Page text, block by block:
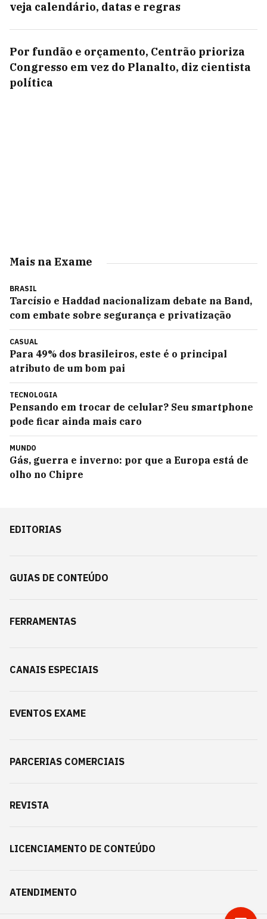
veja calendário, datas e regras
Por fundão e orçamento, Centrão prioriza
Congresso em vez do Planalto, diz cientista
política
Mais na Exame
BRASIL
Tarcísio e Haddad nacionalizam debate na Band,
com embate sobre segurança e privatização
CASUAL
Para 49% dos brasileiros, este é o principal
atributo de um bom pai
TECNOLOGIA
Pensando em trocar de celular? Seu smartphone
pode ficar ainda mais caro
MUNDO
Gás, guerra e inverno: por que a Europa está de
olho no Chipre
EDITORIAS
GUIAS DE CONTEÚDO
FERRAMENTAS
CANAIS ESPECIAIS
EVENTOS EXAME
PARCERIAS COMERCIAIS
REVISTA
LICENCIAMENTO DE CONTEÚDO
ATENDIMENTO